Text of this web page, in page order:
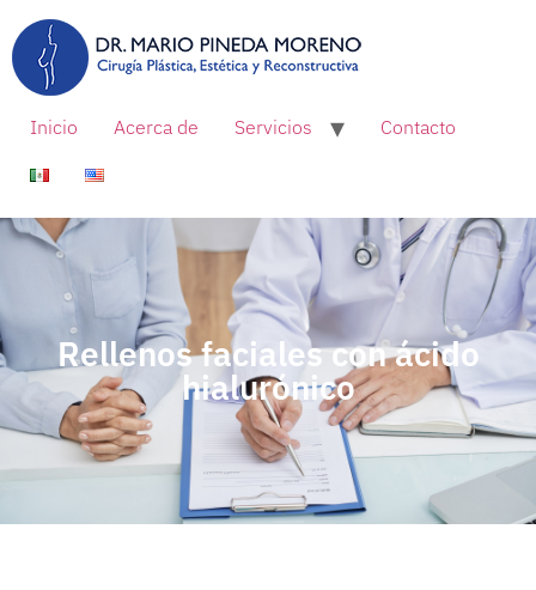
Inicio Acerca de Servicios Contacto
Rellenos faciales con ácido
hialurónico